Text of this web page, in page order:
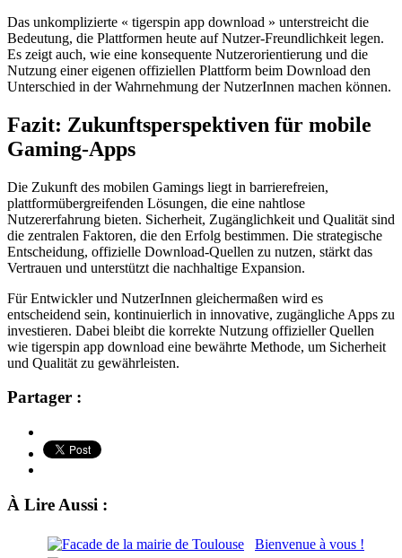
Das unkomplizierte « tigerspin app download » unterstreicht die
Bedeutung, die Plattformen heute auf Nutzer-Freundlichkeit legen.
Es zeigt auch, wie eine konsequente Nutzerorientierung und die
Nutzung einer eigenen offiziellen Plattform beim Download den
Unterschied in der Wahrnehmung der NutzerInnen machen können.
Fazit: Zukunftsperspektiven für mobile
Gaming-Apps
Die Zukunft des mobilen Gamings liegt in barrierefreien,
plattformübergreifenden Lösungen, die eine nahtlose
Nutzererfahrung bieten. Sicherheit, Zugänglichkeit und Qualität sind
die zentralen Faktoren, die den Erfolg bestimmen. Die strategische
Entscheidung, offizielle Download-Quellen zu nutzen, stärkt das
Vertrauen und unterstützt die nachhaltige Expansion.
Für Entwickler und NutzerInnen gleichermaßen wird es
entscheidend sein, kontinuierlich in innovative, zugängliche Apps zu
investieren. Dabei bleibt die korrekte Nutzung offizieller Quellen
wie tigerspin app download eine bewährte Methode, um Sicherheit
und Qualität zu gewährleisten.
Partager :
À Lire Aussi :
Bienvenue à vous !